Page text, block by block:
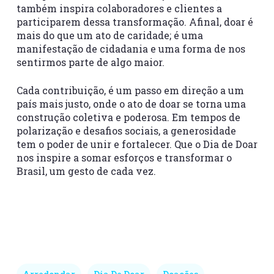
também inspira colaboradores e clientes a
participarem dessa transformação. Afinal, doar é
mais do que um ato de caridade; é uma
manifestação de cidadania e uma forma de nos
sentirmos parte de algo maior.
Cada contribuição, é um passo em direção a um
país mais justo, onde o ato de doar se torna uma
construção coletiva e poderosa. Em tempos de
polarização e desafios sociais, a generosidade
tem o poder de unir e fortalecer. Que oDia de Doar
nos inspire a somar esforços e transformar o
Brasil, um gesto de cada vez.